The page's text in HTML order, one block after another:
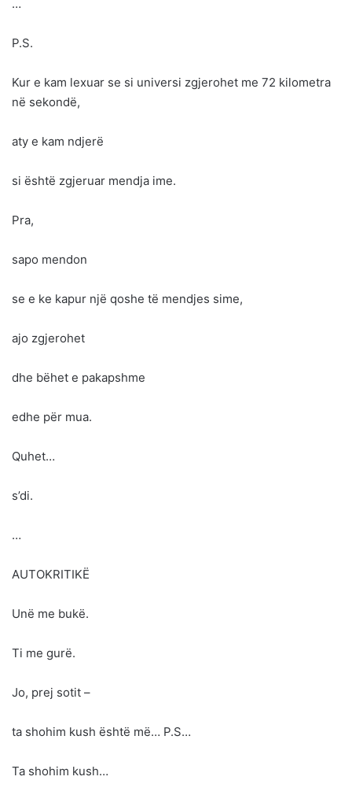
…
P.S.
Kur e kam lexuar se si universi zgjerohet me 72 kilometra
në sekondë,
aty e kam ndjerë
si është zgjeruar mendja ime.
Pra,
sapo mendon
se e ke kapur një qoshe të mendjes sime,
ajo zgjerohet
dhe bëhet e pakapshme
edhe për mua.
Quhet…
s’di.
…
AUTOKRITIKË
Unë me bukë.
Ti me gurë.
Jo, prej sotit –
ta shohim kush është më… P.S…
Ta shohim kush…